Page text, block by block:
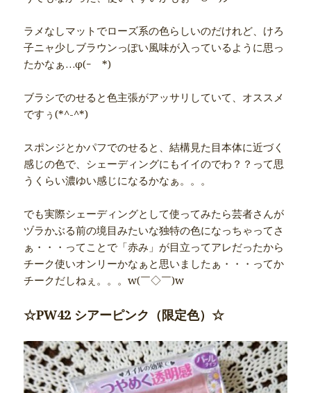
ラメなしマットでローズ系の色らしいのだけれど、けろ
子ニャ少しブラウンっぽい風味が入っているように思っ
たかなぁ…φ(ｰ￣*)
ブラシでのせると色主張がアッサリしていて、オススメ
ですぅ(*^-^*)
スポンジとかパフでのせると、結構見た目本体に近づく
感じの色で、シェーディングにもイイのでわ？？って思
うくらい濃ゆい感じになるかなぁ。。。
でも実際シェーディングとして使ってみたら芸者さんが
ヅラかぶる前の境目みたいな独特の色になっちゃってさ
ぁ・・・ってことで「赤み」が目立ってアレだったから
チーク使いオンリーかなぁと思いましたぁ・・・ってか
チークだしねぇ。。。w(￣◇￣)w
☆PW42 シアーピンク（限定色）☆